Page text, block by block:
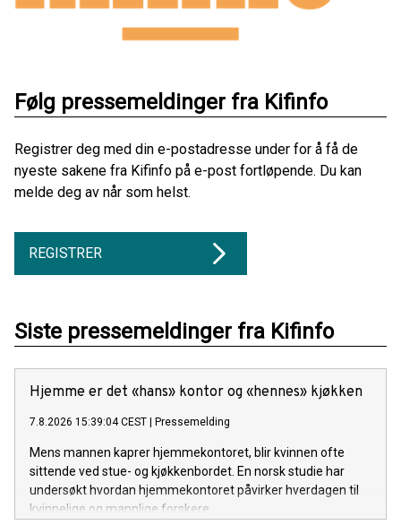
Følg pressemeldinger fra Kifinfo
Registrer deg med din e-postadresse under for å få de
nyeste sakene fra Kifinfo på e-post fortløpende. Du kan
melde deg av når som helst.
REGISTRER
Siste pressemeldinger fra Kifinfo
Hjemme er det «hans» kontor og «hennes» kjøkken
7.8.2026 15:39:04 CEST | Pressemelding
Mens mannen kaprer hjemmekontoret, blir kvinnen ofte
sittende ved stue- og kjøkkenbordet. En norsk studie har
undersøkt hvordan hjemmekontoret påvirker hverdagen til
kvinnelige og mannlige forskere.